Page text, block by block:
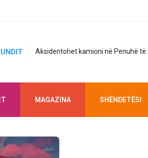
Aksidentohet kamioni në Penuhë
MAGAZINA SHËNDETËSI